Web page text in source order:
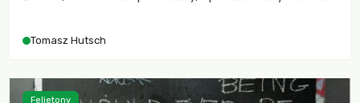
największych katastrof w swoich dziejach.
Tomasz Hutsch
Felietony